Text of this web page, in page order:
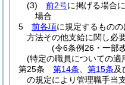
(3)
前2号に掲げる場合
場合
5
前各項に規定するもの
方法その他支給に関し必
(令6条例26・一部
(特定の職員についての適
第25条
第14条 第15条及
の規定により管理職手当